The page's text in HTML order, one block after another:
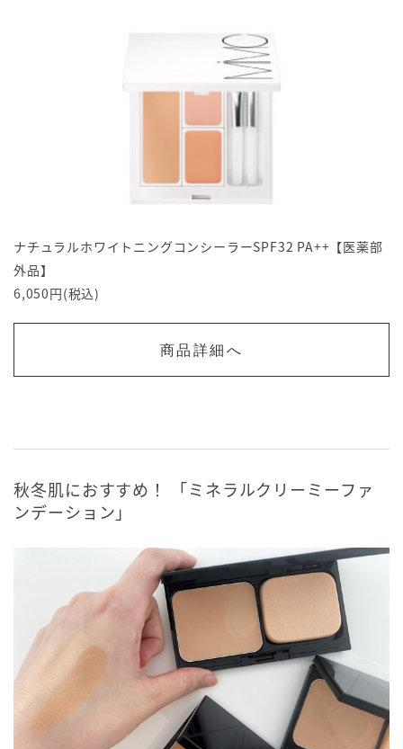
ナチュラルホワイトニングコンシーラーSPF32 PA++【医薬部
外品】
6,050円(税込)
商品詳細へ
秋冬肌におすすめ！ 「ミネラルクリーミーファ
ンデーション」